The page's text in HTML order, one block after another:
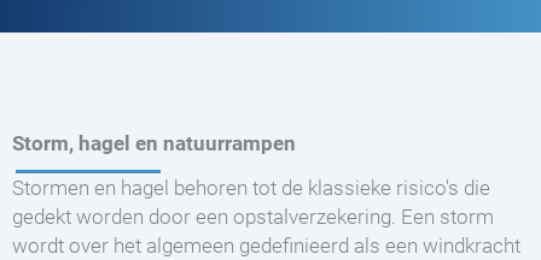
Storm, hagel en natuurrampen
Stormen en hagel behoren tot de klassieke risico's die
gedekt worden door een opstalverzekering. Een storm
wordt over het algemeen gedefinieerd als een windkracht